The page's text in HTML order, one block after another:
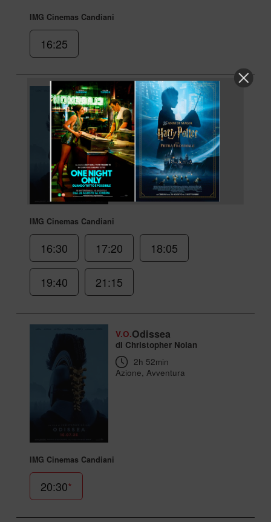
IMG Cinemas Candiani
16:25
DOLBY ATMOS Odissea
di Christopher Nolan
2h 52min
Azione, Avventura
IMG Cinemas Candiani
16:30 17:20 18:05
19:40 21:15
V.O.Odissea
di Christopher Nolan
2h 52min
Azione, Avventura
IMG Cinemas Candiani
20:30*